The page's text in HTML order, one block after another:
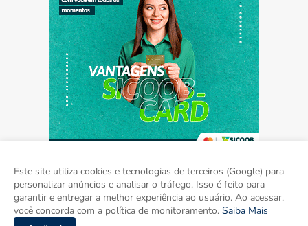
Home Sobre Contato Mídia Kit
Este site utiliza cookies e tecnologias de terceiros (Google) para
personalizar anúncios e analisar o tráfego. Isso é feito para
garantir e entregar a melhor experiência ao usuário. Ao acessar,
você concorda com a política de monitoramento. Saiba Mais